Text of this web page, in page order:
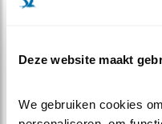
Deze website maakt
We gebruiken cookies
open kast door de kleur
volgen. Denk je het te